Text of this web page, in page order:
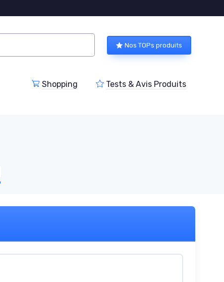
Nos TOPs produits
Shopping Tests & Avis Produits